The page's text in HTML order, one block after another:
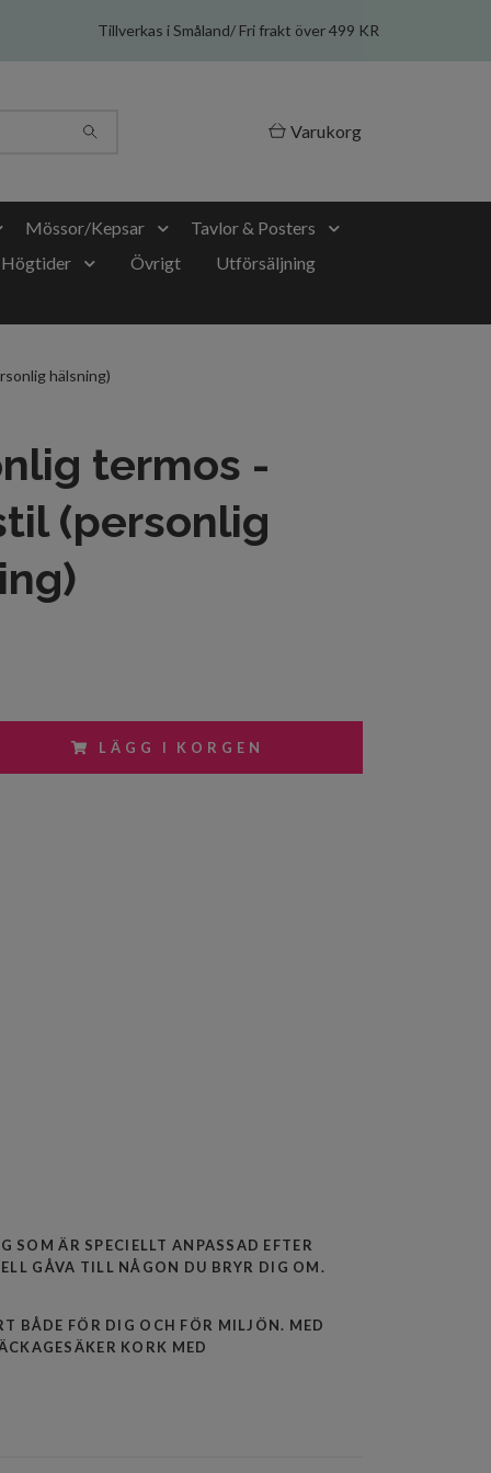
Tillverkas i Småland/ Fri frakt över 499 KR
Varukorg
Mössor/Kepsar
Tavlor & Posters
Högtider Övrigt
Utförsäljning
hälsning)
termos -
(personlig
LÄGG I KORGEN
SOM ÄR SPECIELLT ANPASSAD EFTER
GÅVA TILL NÅGON DU BRYR DIG OM.
BÅDE FÖR DIG OCH FÖR MILJÖN. MED
KORK MED